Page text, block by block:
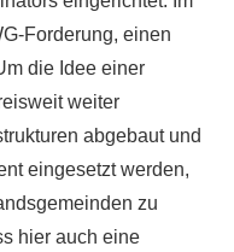
Forderung, einen
die Idee einer
weiter
abgebaut und
eingesetzt werden,
zu
hier auch eine